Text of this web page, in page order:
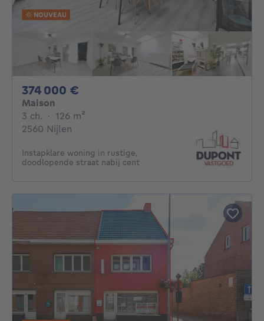
NOUVEAU
374 000 €
Maison
3 ch. 3 chambres
· 126 m²
2560 Nijlen
Instapklare woning in rustige,
doodlopende straat nabij cent